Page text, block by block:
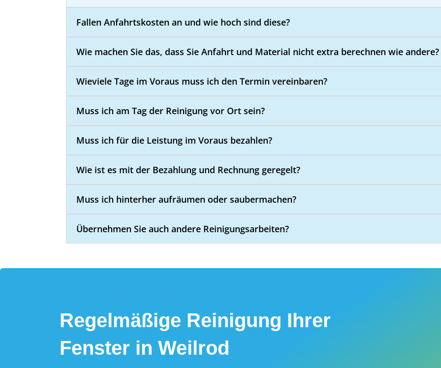
Fallen Anfahrtskosten an und wie hoch sind diese?
Wie machen Sie das, dass Sie Anfahrt und Material nicht extra berechnen wie andere?
Wieviele Tage im Voraus muss ich den Termin vereinbaren?
Muss ich am Tag der Reinigung vor Ort sein?
Muss ich für die Leistung im Voraus bezahlen?
Wie ist es mit der Bezahlung und Rechnung geregelt?
Muss ich hinterher aufräumen oder saubermachen?
Übernehmen Sie auch andere Reinigungsarbeiten?
Regelmäßige Reinigung Ihrer
Fenster in Weilrod